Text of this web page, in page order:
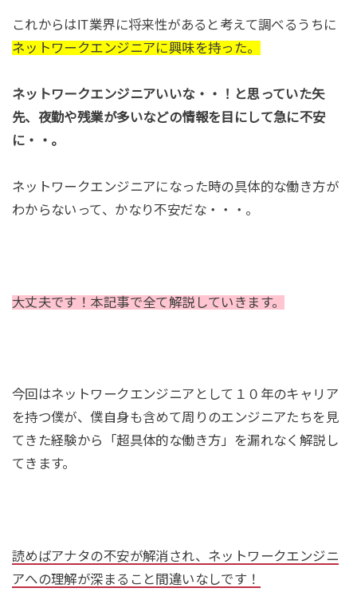
これからはIT業界に将来性があると考えて調べるうちに
ネットワークエンジニアに興味を持った。
ネットワークエンジニアいいな・・！と思っていた矢
先、夜勤や残業が多いなどの情報を目にして急に不安
に・・。
ネットワークエンジニアになった時の具体的な働き方が
わからないって、かなり不安だな・・・。
大丈夫です！本記事で全て解説していきます。
今回はネットワークエンジニアとして１０年のキャリア
を持つ僕が、僕自身も含めて周りのエンジニアたちを見
てきた経験から「超具体的な働き方」を漏れなく解説し
てきます。
読めばアナタの不安が解消され、ネットワークエンジニ
アへの理解が深まること間違いなしです！